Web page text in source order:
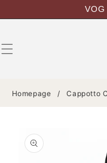
CONTENUTI
Homepage / Cappotto
SUL
PRODOTTO